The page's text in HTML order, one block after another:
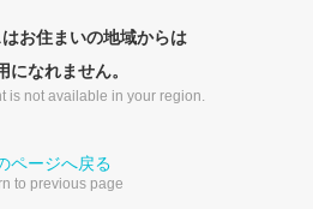
お住まいの地域からは
になれません。
is not available in your region.
ページへ戻る
to previous page